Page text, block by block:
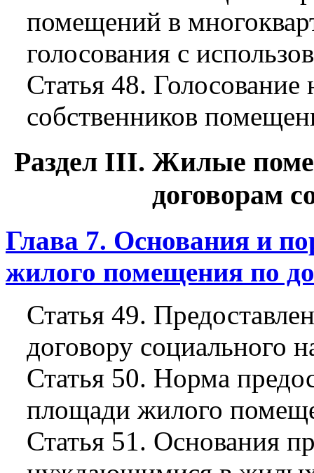
помещений в
голосования с
Статья 48.
собственников
Раздел III. Жилые
договорам
Глава 7. Основания и
жилого помещения по
Статья 49.
договору социального
Статья 50. Норма
площади жилого
Статья 51. Основания